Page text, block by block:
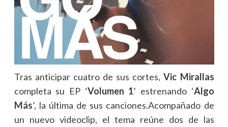
Tras anticipar cuatro de sus cortes,Vic Mirallas
completa su EP ‘Volumen 1’ estrenando ‘Algo
Más’, la última de sus canciones.Acompañado de
un nuevo videoclip, el tema reúne dos de las